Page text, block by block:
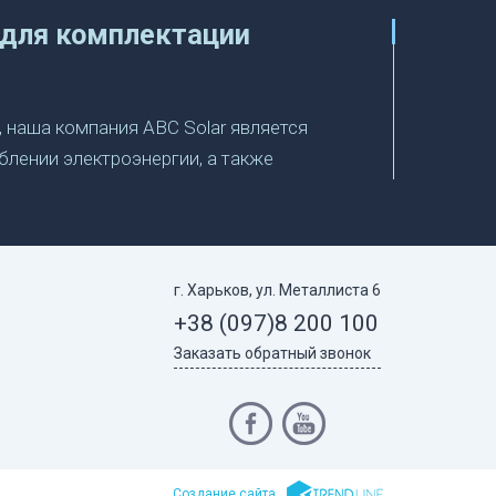
комплектации
компания ABC Solar является
электроэнергии, а также
и нюансы в комплектации
электростанции,
г. Харьков, ул. Металлиста 6
+38 (097)8 200 100
Заказать обратный звонок